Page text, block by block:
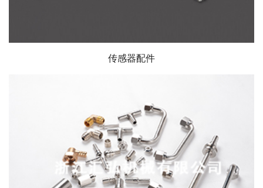
传感器配件